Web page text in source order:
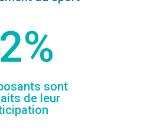
%
sont
de leur